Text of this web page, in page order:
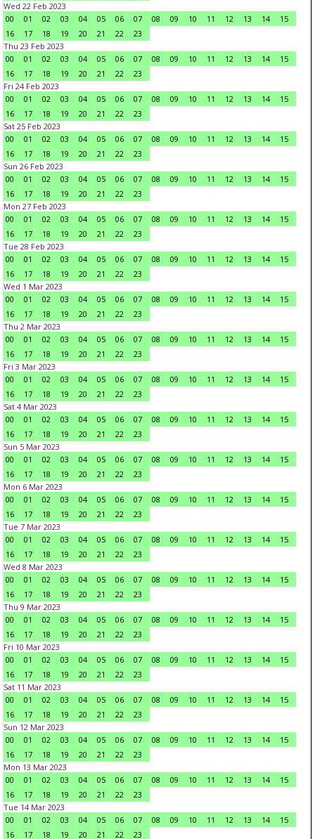
Wed 22 Feb 2023
00
01 02 03 04 05 06 07 08 09 10 11 12 13 14
15
16
17 18 19 20 21 22
23
Thu 23 Feb 2023
00
01 02 03 04 05 06 07 08 09 10 11 12 13 14
15
16
17 18 19 20 21 22
23
Fri 24 Feb 2023
00
01 02 03 04 05 06 07 08 09 10 11 12 13 14
15
16
17 18 19 20 21 22
23
Sat 25 Feb 2023
00
01 02 03 04 05 06 07 08 09 10 11 12 13 14
15
16
17 18 19 20 21 22
23
Sun 26 Feb 2023
00
01 02 03 04 05 06 07 08 09 10 11 12 13 14
15
16
17 18 19 20 21 22
23
Mon 27 Feb 2023
00
01 02 03 04 05 06 07 08 09 10 11 12 13 14
15
16
17 18 19 20 21 22
23
Tue 28 Feb 2023
00
01 02 03 04 05 06 07 08 09 10 11 12 13 14
15
16
17 18 19 20 21 22
23
Wed 1 Mar 2023
00
01 02 03 04 05 06 07 08 09 10 11 12 13 14
15
16
17 18 19 20 21 22
23
Thu 2 Mar 2023
00
01 02 03 04 05 06 07 08 09 10 11 12 13 14
15
16
17 18 19 20 21 22
23
Fri 3 Mar 2023
00
01 02 03 04 05 06 07 08 09 10 11 12 13 14
15
16
17 18 19 20 21 22
23
Sat 4 Mar 2023
00
01 02 03 04 05 06 07 08 09 10 11 12 13 14
15
16
17 18 19 20 21 22
23
Sun 5 Mar 2023
00
01 02 03 04 05 06 07 08 09 10 11 12 13 14
15
16
17 18 19 20 21 22
23
Mon 6 Mar 2023
00
01 02 03 04 05 06 07 08 09 10 11 12 13 14
15
16
17 18 19 20 21 22
23
Tue 7 Mar 2023
00
01 02 03 04 05 06 07 08 09 10 11 12 13 14
15
16
17 18 19 20 21 22
23
Wed 8 Mar 2023
00
01 02 03 04 05 06 07 08 09 10 11 12 13 14
15
16
17 18 19 20 21 22
23
Thu 9 Mar 2023
00
01 02 03 04 05 06 07 08 09 10 11 12 13 14
15
16
17 18 19 20 21 22
23
Fri 10 Mar 2023
00
01 02 03 04 05 06 07 08 09 10 11 12 13 14
15
16
17 18 19 20 21 22
23
Sat 11 Mar 2023
00
01 02 03 04 05 06 07 08 09 10 11 12 13 14
15
16
17 18 19 20 21 22
23
Sun 12 Mar 2023
00
01 02 03 04 05 06 07 08 09 10 11 12 13 14
15
16
17 18 19 20 21 22
23
Mon 13 Mar 2023
00
01 02 03 04 05 06 07 08 09 10 11 12 13 14
15
16
17 18 19 20 21 22
23
Tue 14 Mar 2023
00
01 02 03 04 05 06 07 08 09 10 11 12 13 14
15
16
17 18 19 20 21 22 23